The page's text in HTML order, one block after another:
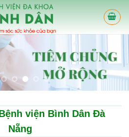
viện Bình Dân Đà
Nẵng